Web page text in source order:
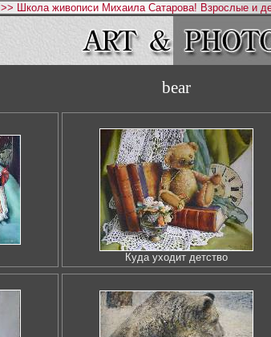
>> Школа живописи Михаила Сатарова! Взрослые и
bear
Куда уходит детство